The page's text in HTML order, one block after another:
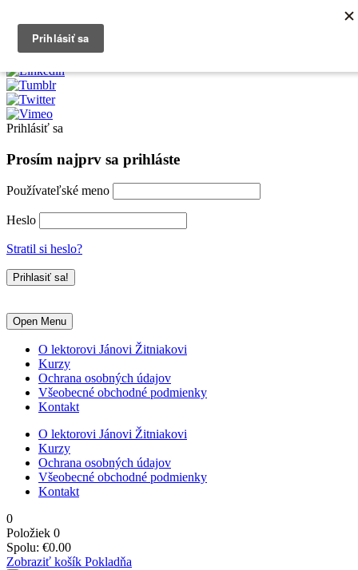
Prihlásiť sa
Prosím najprv sa prihláste
Používateľské meno
Heslo
Stratil si heslo?
Open Menu
O lektorovi Jánovi Žitniakovi
Kurzy
Ochrana osobných údajov
Všeobecné obchodné podmienky
Kontakt
O lektorovi Jánovi Žitniakovi
Kurzy
Ochrana osobných údajov
Všeobecné obchodné podmienky
Kontakt
0
Položiek 0
Spolu: €0.00
Zobraziť košík Pokladňa